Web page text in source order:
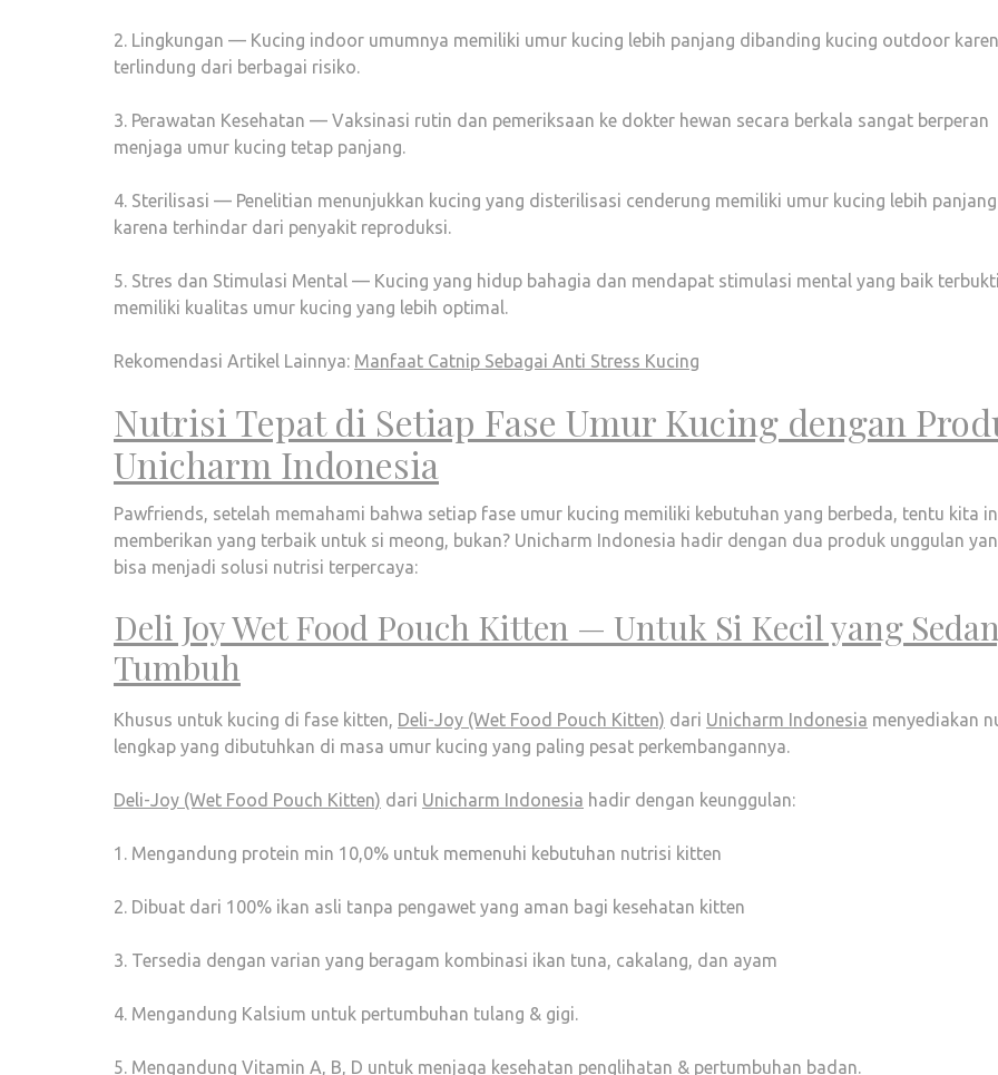
2. Lingkungan — Kucing indoor umumnya memiliki umur kucing lebih panjang dibanding kucing outdoor
terlindung dari berbagai risiko.
3. Perawatan Kesehatan — Vaksinasi rutin dan pemeriksaan ke dokter hewan secara berkala sangat berperan
menjaga umur kucing tetap panjang.
4. Sterilisasi — Penelitian menunjukkan kucing yang disterilisasi cenderung memiliki umur kucing lebih panjang
karena terhindar dari penyakit reproduksi.
5. Stres dan Stimulasi Mental — Kucing yang hidup bahagia dan mendapat stimulasi mental yang baik
memiliki kualitas umur kucing yang lebih optimal.
Rekomendasi Artikel Lainnya: Manfaat Catnip Sebagai Anti Stress Kucing
Nutrisi Tepat di Setiap Fase Umur Kucing dengan
Unicharm Indonesia
Pawfriends, setelah memahami bahwa setiap fase umur kucing memiliki kebutuhan yang berbeda, tentu kita
memberikan yang terbaik untuk si meong, bukan? Unicharm Indonesia hadir dengan dua produk unggulan
bisa menjadi solusi nutrisi terpercaya:
Deli Joy Wet Food Pouch Kitten — Untuk Si Kecil yang
Tumbuh
Khusus untuk kucing di fase kitten, Deli-Joy (Wet Food Pouch Kitten) dari Unicharm Indonesia menyediakan
lengkap yang dibutuhkan di masa umur kucing yang paling pesat perkembangannya.
Deli-Joy (Wet Food Pouch Kitten) dari Unicharm Indonesia hadir dengan keunggulan:
1. Mengandung protein min 10,0% untuk memenuhi kebutuhan nutrisi kitten
2. Dibuat dari 100% ikan asli tanpa pengawet yang aman bagi kesehatan kitten
3. Tersedia dengan varian yang beragam kombinasi ikan tuna, cakalang, dan ayam
4. Mengandung Kalsium untuk pertumbuhan tulang & gigi.
5. Mengandung Vitamin A, B, D untuk menjaga kesehatan penglihatan & pertumbuhan badan.